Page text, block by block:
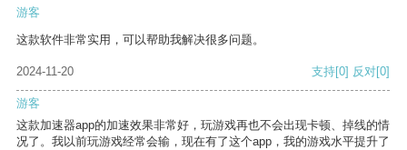
游客
这款软件非常实用，可以帮助我解决很多问题。
2024-11-20 支持[0] 反对[0]
游客
这款加速器app的加速效果非常好，玩游戏再也不会出现卡顿、掉线的情
况了。我以前玩游戏经常会输，现在有了这个app，我的游戏水平提升了